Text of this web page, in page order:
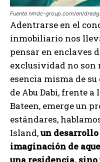
Fuente nmdc-group.com/en/
Adentrarse en el
inmobiliario nos
pensar en enclaves
exclusividad no son
esencia misma de
de Abu Dabi, frente
Bateen, emerge un
estándares,
Island,un desarrollo
imaginación de